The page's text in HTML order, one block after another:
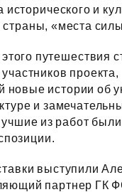
исторического и
«места
путешествия
проекта,
новые истории об
и
из работ
выступили
партнер ГК